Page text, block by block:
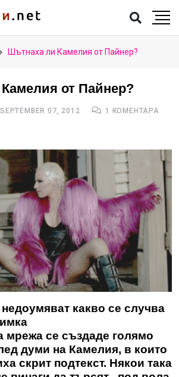
Шътнаха ли Камелия от Пайнер?
от Пайнер?
SEPTEMBER 07, 2012
1 КОМЕНТАРА
какво се случва
мрежа се създаде голямо
думи на Камелия, в които
скрит подтекст. Някои така